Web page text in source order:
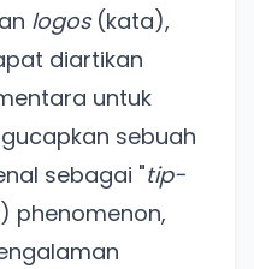
logos(kata),
diartikan
untuk
sebuah
sebagai "tip-
phenomenon,